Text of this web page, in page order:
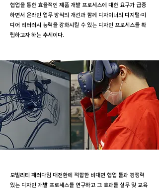
협업을 통한 효율적인 제품 개발 프로세스에 대한 요구가 급증
하면서 온라인 업무 방식의 개선과 함께 디자이너의 디지털·미
디어 리터러시 능력을 강화시킬 수 있는 디자인 프로세스를 확
립하고자 하는 추세이다.
모빌리티 패러다임 대전환에 적합한 비대면 협업 툴과 경쟁력
있는 디자인 개발 프로세스를 연구하고 그 효과를 실무 및 교육